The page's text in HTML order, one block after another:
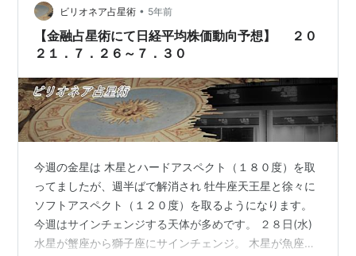
スポーツ方面が活気づい欲しいですね。 大きな変化が起
こるようには見えません…
ビリオネア占星術 • 5年前
【金融占星術にて日経平均株価動向予想】 ２０
２１．７．２６～７．３０
今週の金星は 木星とハードアスペクト（１８０度）を取
ってましたが、週半ばで解消され 牡牛座天王星と徐々に
ソフトアスペクト（１２０度）を取るようになります。
今週はサインチェンジする天体が多めです。 ２８日(水)
水星が蟹座から獅子座にサインチェンジ。 木星が魚座か